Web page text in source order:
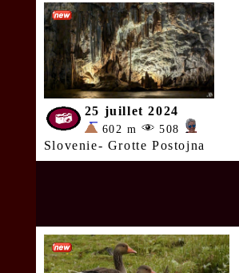
25 juillet 2024
602 m 508
Slovenie- Grotte Postojna